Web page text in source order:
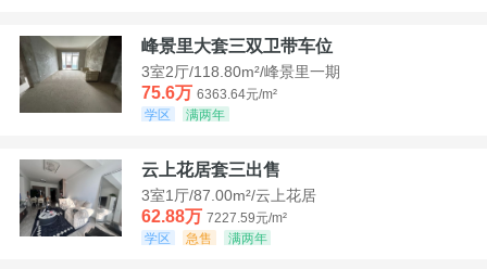
峰景里大套三双卫带车位
3室2厅/118.80m²/峰景里一期
75.6万 6363.64元/m²
学区
满两年
云上花居套三出售
3室1厅/87.00m²/云上花居
62.88万 7227.59元/m²
学区
急售 满两年